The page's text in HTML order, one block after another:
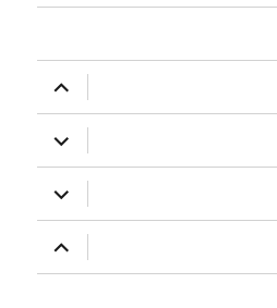
הצג
תפריט
הצג
תפריט
הצג
תפריט
הצג
תפריט